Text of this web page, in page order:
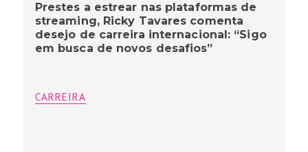
Prestes a estrear nas plataformas de
streaming, Ricky Tavares comenta
desejo de carreira internacional: “Sigo
em busca de novos desafios”
CARREIRA